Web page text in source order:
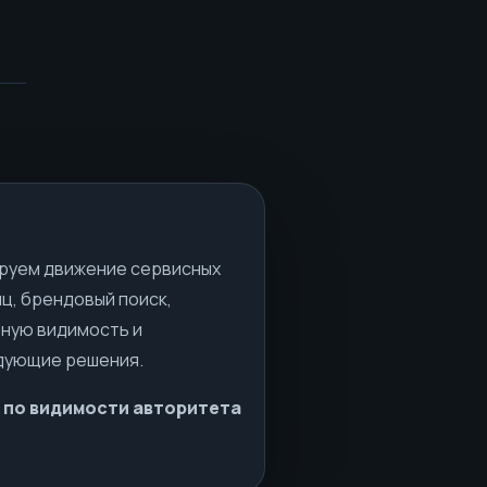
движение сервисных
брендовый поиск,
видимость и
решения.
видимости авторитета